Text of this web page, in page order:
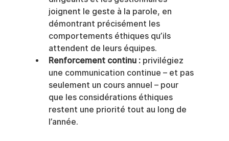
joignent le geste à la parole, en
démontrant précisément les
comportements éthiques qu’ils
attendent de leurs équipes.
Renforcement continu : privilégiez
une communication continue – et pas
seulement un cours annuel – pour
que les considérations éthiques
restent une priorité tout au long de
l’année.